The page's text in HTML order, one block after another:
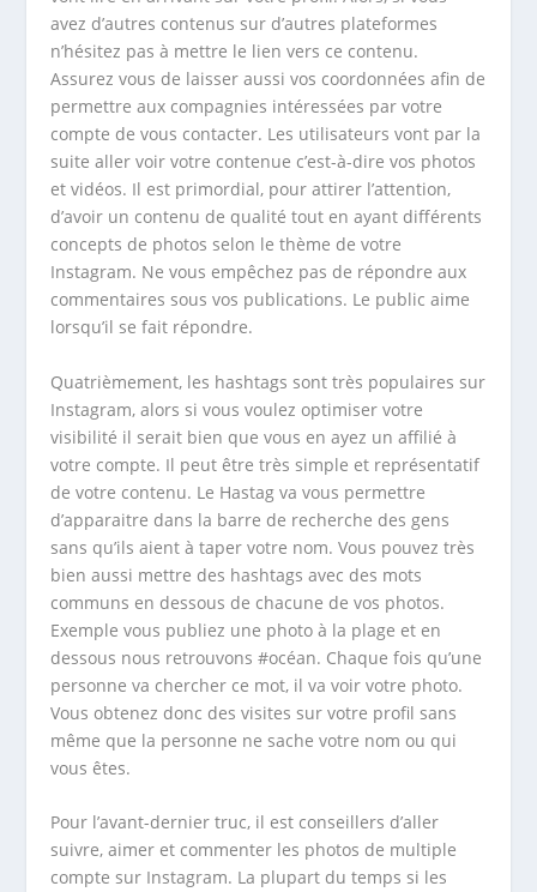
avez d’autres contenus sur d’autres plateformes
n’hésitez pas à mettre le lien vers ce contenu.
Assurez vous de laisser aussi vos coordonnées afin de
permettre aux compagnies intéressées par votre
compte de vous contacter. Les utilisateurs vont par la
suite aller voir votre contenue c’est-à-dire vos photos
et vidéos. Il est primordial, pour attirer l’attention,
d’avoir un contenu de qualité tout en ayant différents
concepts de photos selon le thème de votre
Instagram. Ne vous empêchez pas de répondre aux
commentaires sous vos publications. Le public aime
lorsqu’il se fait répondre.
Quatrièmement, les hashtags sont très populaires sur
Instagram, alors si vous voulez optimiser votre
visibilité il serait bien que vous en ayez un affilié à
votre compte. Il peut être très simple et représentatif
de votre contenu. Le Hastag va vous permettre
d’apparaitre dans la barre de recherche des gens
sans qu’ils aient à taper votre nom. Vous pouvez très
bien aussi mettre des hashtags avec des mots
communs en dessous de chacune de vos photos.
Exemple vous publiez une photo à la plage et en
dessous nous retrouvons #océan. Chaque fois qu’une
personne va chercher ce mot, il va voir votre photo.
Vous obtenez donc des visites sur votre profil sans
même que la personne ne sache votre nom ou qui
vous êtes.
Pour l’avant-dernier truc, il est conseillers d’aller
suivre, aimer et commenter les photos de multiple
compte sur Instagram. La plupart du temps si les